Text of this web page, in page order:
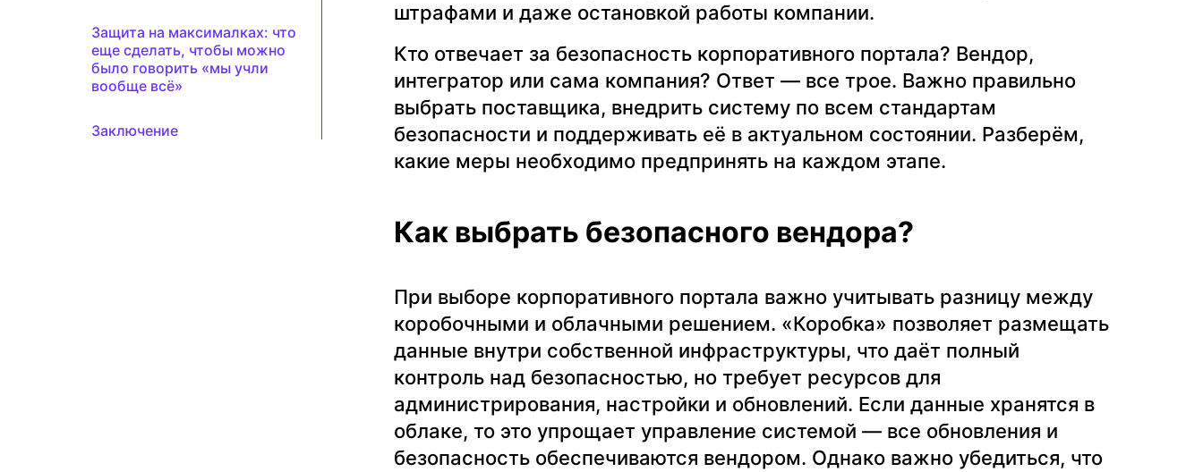
Защита на максималках: что
еще сделать, чтобы можно
было говорить «мы учли
вообще всё»
Заключение
штрафами и даже остановкой работы компании.
Кто отвечает за безопасность корпоративного портала? Вендор,
интегратор или сама компания? Ответ — все трое. Важно правильно
выбрать поставщика, внедрить систему по всем стандартам
безопасности и поддерживать её в актуальном состоянии. Разберём,
какие меры необходимо предпринять на каждом этапе.
Как выбрать безопасного вендора?
При выборе корпоративного портала важно учитывать разницу между
коробочными и облачными решением. «Коробка» позволяет размещать
данные внутри собственной инфраструктуры, что даёт полный
контроль над безопасностью, но требует ресурсов для
администрирования, настройки и обновлений. Если данные хранятся в
облаке, то это упрощает управление системой — все обновления и
безопасность обеспечиваются вендором. Однако важно убедиться, что